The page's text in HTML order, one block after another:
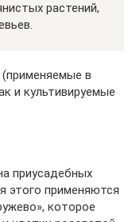
растений,
в
и культивируемые
приусадебных
этого применяются
которое